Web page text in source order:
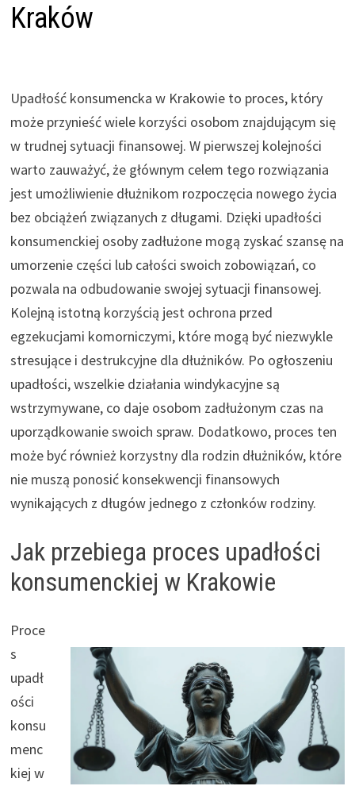
Kraków
Upadłość konsumencka w Krakowie to proces, który
może przynieść wiele korzyści osobom znajdującym się
w trudnej sytuacji finansowej. W pierwszej kolejności
warto zauważyć, że głównym celem tego rozwiązania
jest umożliwienie dłużnikom rozpoczęcia nowego życia
bez obciążeń związanych z długami. Dzięki upadłości
konsumenckiej osoby zadłużone mogą zyskać szansę na
umorzenie części lub całości swoich zobowiązań, co
pozwala na odbudowanie swojej sytuacji finansowej.
Kolejną istotną korzyścią jest ochrona przed
egzekucjami komorniczymi, które mogą być niezwykle
stresujące i destrukcyjne dla dłużników. Po ogłoszeniu
upadłości, wszelkie działania windykacyjne są
wstrzymywane, co daje osobom zadłużonym czas na
uporządkowanie swoich spraw. Dodatkowo, proces ten
może być również korzystny dla rodzin dłużników, które
nie muszą ponosić konsekwencji finansowych
wynikających z długów jednego z członków rodziny.
Jak przebiega proces upadłości
konsumenckiej w Krakowie
Proce
s
upadł
ości
konsu
menc
kiej w